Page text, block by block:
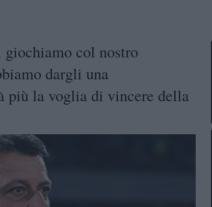
col nostro
dargli una
più la voglia di vincere della